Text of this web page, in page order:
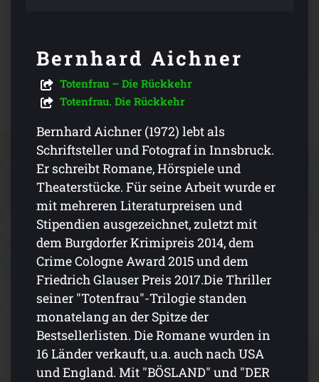
Bernhard Aichner
Totenfrau – Die Rückkehr
Totenfrau. Die Rückkehr
Bernhard Aichner (1972) lebt als
Schriftsteller und Fotograf in Innsbruck.
Er schreibt Romane, Hörspiele und
Theaterstücke. Für seine Arbeit wurde er
mit mehreren Literaturpreisen und
Stipendien ausgezeichnet, zuletzt mit
dem Burgdorfer Krimipreis 2014, dem
Crime Cologne Award 2015 und dem
Friedrich Glauser Preis 2017.Die Thriller
seiner "Totenfrau"-Trilogie standen
monatelang an der Spitze der
Bestsellerlisten. Die Romane wurden in
16 Länder verkauft, u.a. auch nach USA
und England. Mit "BÖSLAND" und "DER